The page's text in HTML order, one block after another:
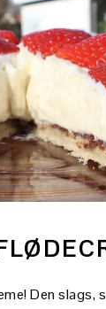
Den slags,